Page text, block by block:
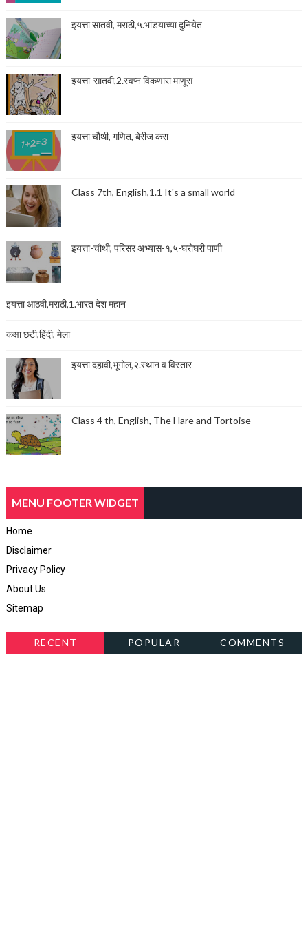
इयत्ता सातवी, मराठी,५.भांडयाच्या दुनियेत
इयत्ता-सातवी,2.स्वप्न विकणारा माणूस
इयत्ता चौथी, गणित, बेरीज करा
Class 7th, English,1.1 It's a small world
इयत्ता-चौथी, परिसर अभ्यास-१,५-घरोघरी पाणी
इयत्ता आठवी,मराठी,1.भारत देश महान
कक्षा छटी,हिंदी, मेला
इयत्ता दहावी,भूगोल,२.स्थान व विस्तार
Class 4 th, English, The Hare and Tortoise
MENU FOOTER WIDGET
Home
Disclaimer
Privacy Policy
About Us
Sitemap
RECENT POPULAR COMMENTS